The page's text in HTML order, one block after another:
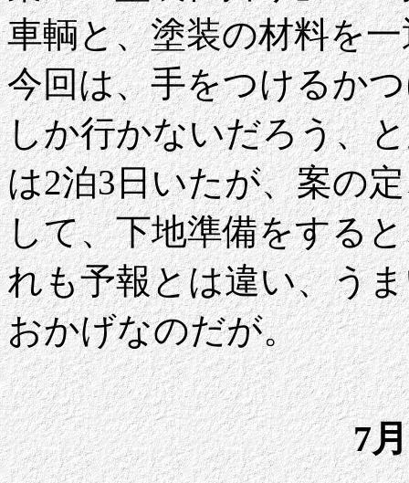
車輌と、塗装の材料を
今回は、手をつけるか
しか行かないだろう、
は2泊3日いたが、案の
して、下地準備をする
れも予報とは違い、う
おかげなのだが。
7